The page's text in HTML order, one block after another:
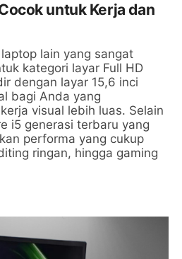
untuk Kerja dan
lain yang sangat
kategori layar Full HD
dengan layar 15,6 inci
bagi Anda yang
visual lebih luas. Selain
i5 generasi terbaru yang
performa yang cukup
ringan, hingga gaming